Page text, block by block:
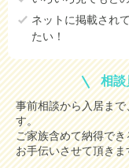
ネットに掲載され
たい！
相談
事前相談から入居ま
す。
ご家族含めて納得で
お手伝いさせて頂きま